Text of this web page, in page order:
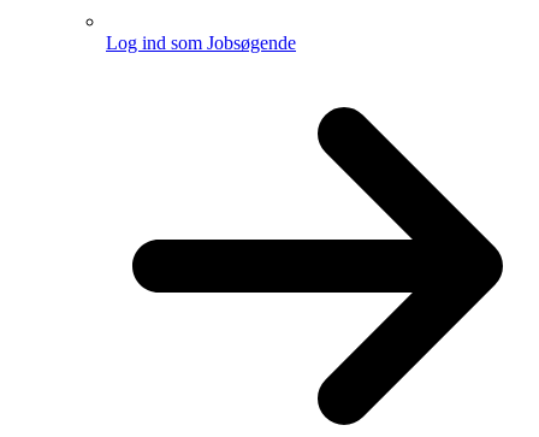
Log ind som Jobsøgende